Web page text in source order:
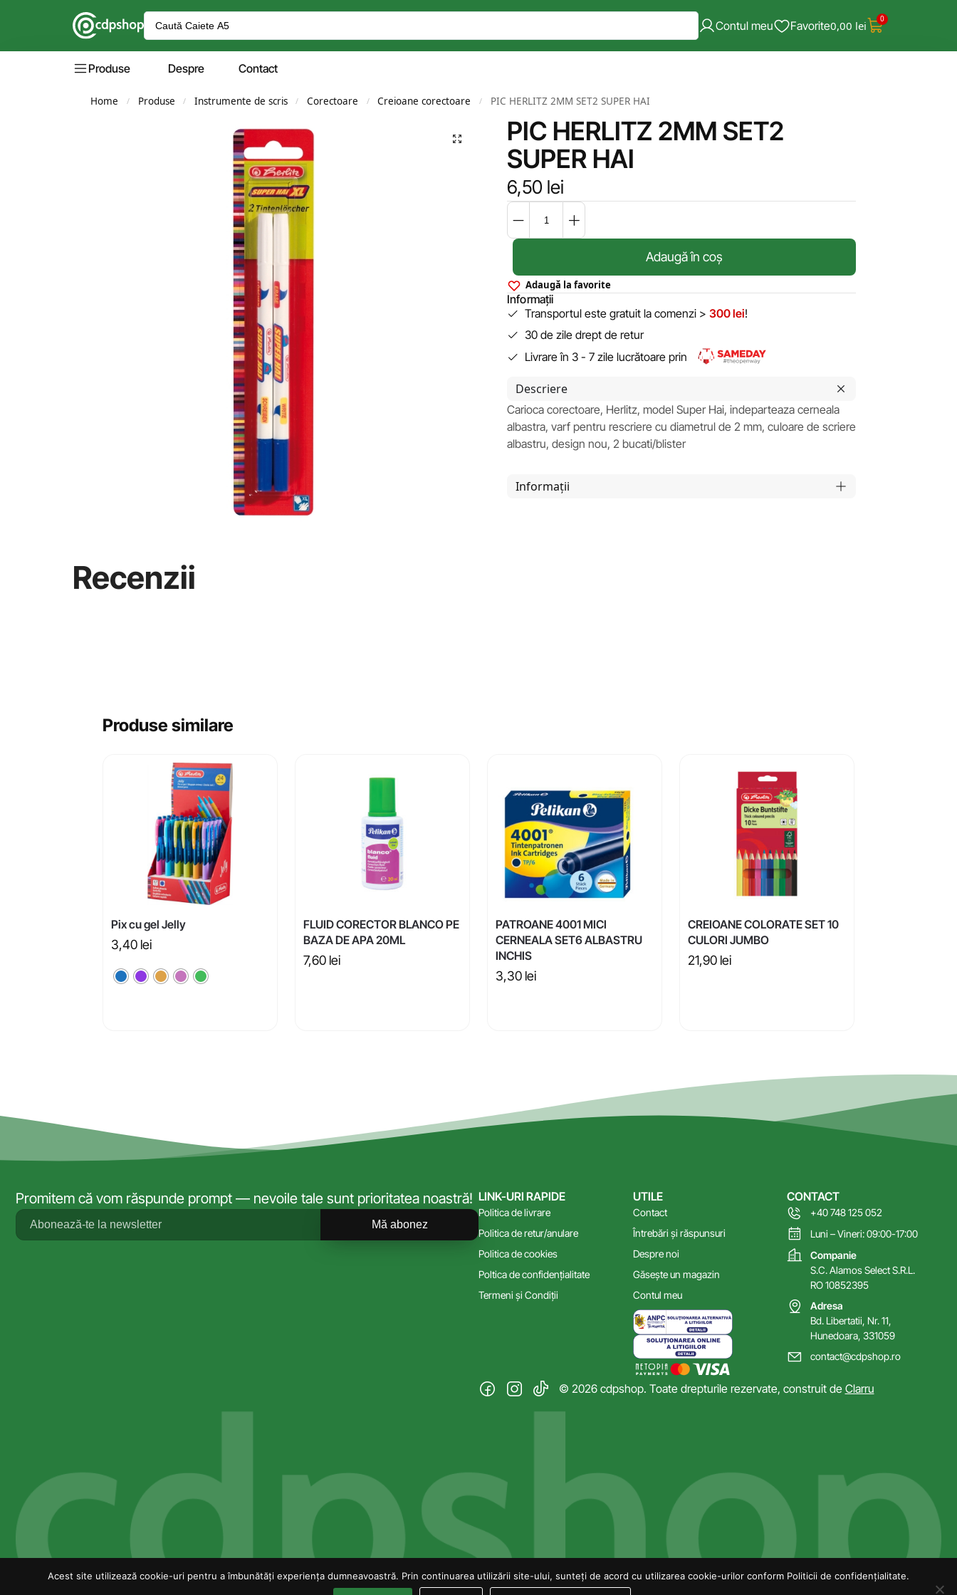
Contul meu Favorite0,00 lei 0
Produse Despre Contact
Home / Produse / Instrumente de scris / Corectoare / Creioane corectoare / PIC HERLITZ 2MM SET2 SUPER HAI
PIC HERLITZ 2MM SET2
SUPER HAI
6,50 lei
Adaugă în coș
Adaugă la favorite
Informații
Transportul este gratuit la comenzi > 300 lei!
30 de zile drept de retur
Livrare în 3 - 7 zile lucrătoare prin
Descriere
Carioca corectoare, Herlitz, model Super Hai, indeparteaza cerneala
albastra, varf pentru rescriere cu diametrul de 2 mm, culoare de scriere
albastru, design nou, 2 bucati/blister
Informații
Recenzii
Produse similare
Pix cu gel Jelly
3,40 lei
FLUID CORECTOR BLANCO PE
BAZA DE APA 20ML
7,60 lei
PATROANE 4001 MICI
CERNEALA SET6 ALBASTRU
INCHIS
3,30 lei
CREIOANE COLORATE SET 10
CULORI JUMBO
21,90 lei
Promitem că vom răspunde prompt — nevoile tale sunt prioritatea noastră!
Mă abonez
LINK-URI RAPIDE
Politica de livrare
Politica de retur/anulare
Politica de cookies
Poltica de confidențialitate
Termeni și Condiții
UTILE
Contact
Întrebări și răspunsuri
Despre noi
Găsește un magazin
Contul meu
CONTACT
+40 748 125 052
Luni – Vineri: 09:00-17:00
Companie
S.C. Alamos Select S.R.L.
RO 10852395
Adresa
Bd. Libertatii, Nr. 11,
Hunedoara, 331059
contact@cdpshop.ro
© 2026 cdpshop. Toate drepturile rezervate, construit de Clarru
Acest site utilizează cookie-uri pentru a îmbunătăți experiența dumneavoastră. Prin continuarea utilizării site-ului, sunteți de acord cu utilizarea cookie-urilor conform Politicii de confidențialitate.